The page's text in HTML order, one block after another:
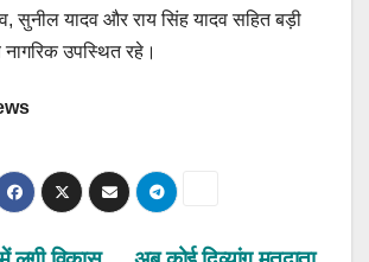
सुनील यादव और राय सिंह यादव सहित बड़ी
उपस्थित रहे।